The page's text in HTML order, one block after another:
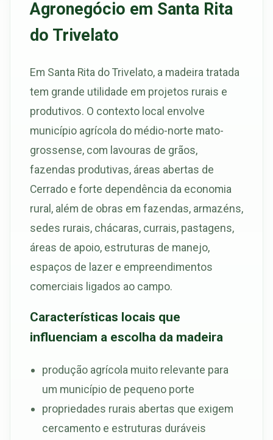
Agronegócio em Santa Rita
do Trivelato
Em Santa Rita do Trivelato, a madeira tratada
tem grande utilidade em projetos rurais e
produtivos. O contexto local envolve
município agrícola do médio-norte mato-
grossense, com lavouras de grãos,
fazendas produtivas, áreas abertas de
Cerrado e forte dependência da economia
rural, além de obras em fazendas, armazéns,
sedes rurais, chácaras, currais, pastagens,
áreas de apoio, estruturas de manejo,
espaços de lazer e empreendimentos
comerciais ligados ao campo.
Características locais que
influenciam a escolha da madeira
produção agrícola muito relevante para
um município de pequeno porte
propriedades rurais abertas que exigem
cercamento e estruturas duráveis